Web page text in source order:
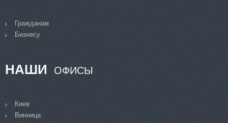
Гражданам
Бизнесу
НАШИ ОФИСЫ
Киев
Винница